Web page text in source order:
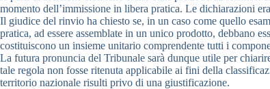
momento dell’immissione in libera pratica. Le dichiarazioni
Il giudice del rinvio ha chiesto se, in un caso come quello
pratica, ad essere assemblate in un unico prodotto, debbano
costituiscono un insieme unitario comprendente tutti i
La futura pronuncia del Tribunale sarà dunque utile per
tale regola non fosse ritenuta applicabile ai fini della
territorio nazionale risulti privo di una giustificazione.